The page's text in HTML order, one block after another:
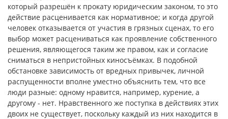
который разрешён к прокату юридическим законом, то это
действие расценивается как нормативное; и когда другой
человек отказывается от участия в грязных сценах, то его
выбор может расцениваться как проявление собственного
решения, являющегося таким же правом, как и согласие
сниматься в непристойных киносъёмках. В подобной
обстановке зависимость от вредных привычек, личной
распущенности вполне уместно объяснить тем, что все
люди разные: одному нравится, например, курение, а
другому - нет. Нравственного же поступка в действиях этих
двоих не существует, поскольку каждый из них находится в